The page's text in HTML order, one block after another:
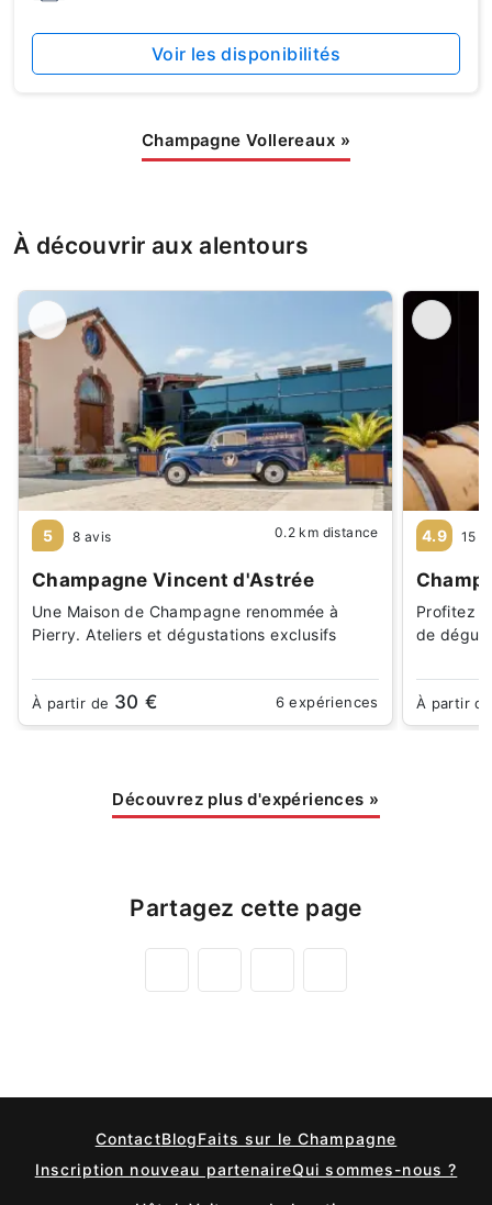
Voir les disponibilités
Champagne Vollereaux »
À découvrir aux alentours
5 8 avis 0.2 km distance
Champagne Vincent d'Astrée
Une Maison de Champagne renommée à
Pierry. Ateliers et dégustations exclusifs
À partir de 30 € 6 expériences
4.9 15
Profitez
de
À partir
Découvrez plus d'expériences »
Partagez cette page
ContactBlogFaits sur le Champagne
Inscription nouveau partenaireQui sommes-nous ?